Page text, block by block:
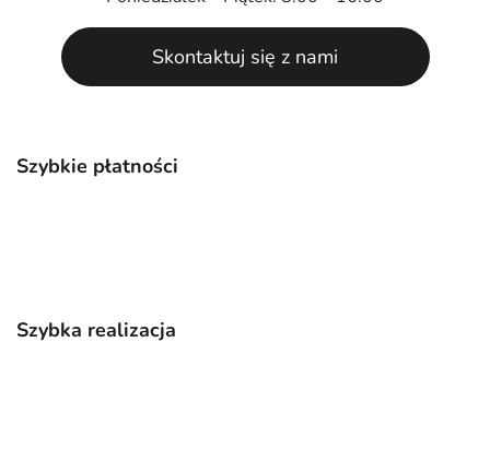
Szybkie płatności
Szybka realizacja
Skontaktuj się z nami